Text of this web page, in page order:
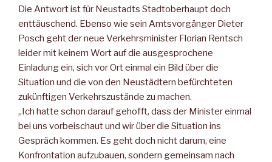
Die Antwort ist für Neustadts Stadtoberhaupt doch
enttäuschend. Ebenso wie sein Amtsvorgänger Dieter
Posch geht der neue Verkehrsminister Florian Rentsch
leider mit keinem Wort auf die ausgesprochene
Einladung ein, sich vor Ort einmal ein Bild über die
Situation und die von den Neustädtern befürchteten
zukünftigen Verkehrszustände zu machen.
„Ich hatte schon darauf gehofft, dass der Minister einmal
bei uns vorbeischaut und wir über die Situation ins
Gespräch kommen. Es geht doch nicht darum, eine
Konfrontation aufzubauen, sondern gemeinsam nach